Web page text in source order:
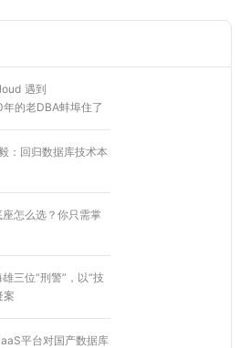
遇到
的老DBA蚌埠住了
：回归数据库技术本
怎么选？你只需掌
三位“刑警”，以“技
案
平台对国产数据库